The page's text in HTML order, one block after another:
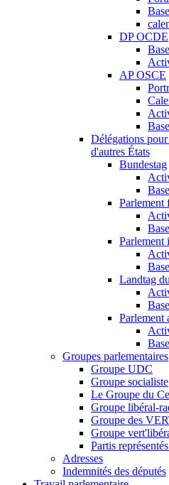
DP OCDE
AP OSCE
Délégations
d'autres États
Bundestag
Parlement
Parlement
Landtag
Parlement
Groupes parlementaires
Groupe UDC
Groupe socialiste
Le Groupe du
Groupe libéral-
Groupe des
Groupe
Partis
Adresses
Indemnités des députés